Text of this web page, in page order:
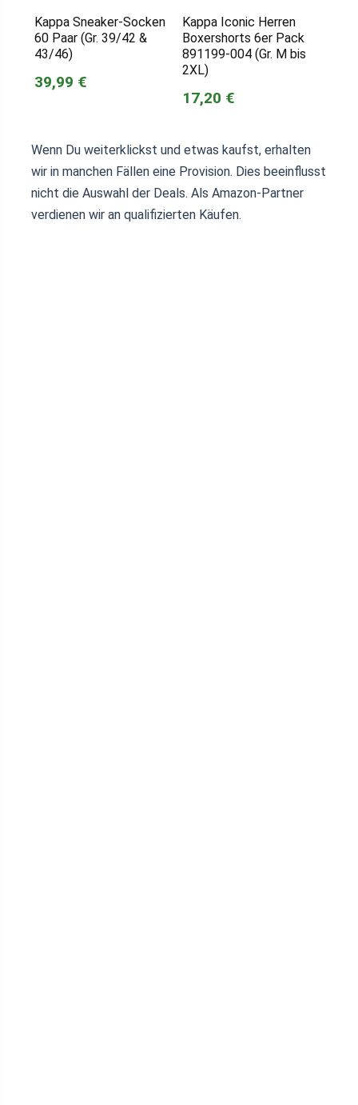
Kappa Sneaker-Socken
60 Paar (Gr. 39/42 &
43/46)
39,99 €
Kappa Iconic Herren
Boxershorts 6er Pack
891199-004 (Gr. M bis
2XL)
17,20 €
Wenn Du weiterklickst und etwas kaufst, erhalten
wir in manchen Fällen eine Provision. Dies beeinflusst
nicht die Auswahl der Deals. Als Amazon-Partner
verdienen wir an qualifizierten Käufen.